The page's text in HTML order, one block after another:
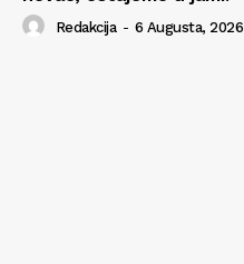
Redakcija - 6 Augusta, 2026